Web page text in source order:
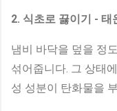
2. 식초로 끓이기 - 태
냄비 바닥을 덮을 정
섞어줍니다. 그 상태
성 성분이 탄화물을